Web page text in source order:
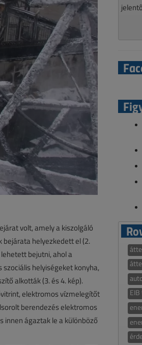
volt, amely a kiszolgáló
bejárata helyezkedett el (2.
bejutni, ahol a
helyiségeket konyha,
alkották (3. és 4. kép).
elektromos vízmelegítőt
berendezés elektromos
ágaztak le a különböző